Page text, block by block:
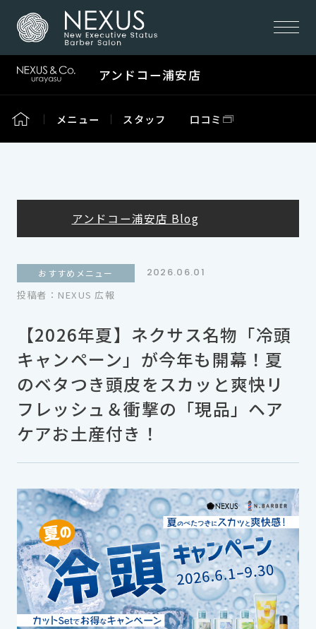
アンドコー浦安店 Blog
【2026年夏】ネクサス名物「冷頭
キャンペーン」が今年も開幕！夏
のベタつき頭皮をスカッと爽快リ
フレッシュ＆衝撃の「現品」ヘア
ケアお土産付き！
おすすめメニュー
2026.06.01
投稿者：NEXUS 広報
アンドコー浦安店
メニュー スタッフ 口コミ